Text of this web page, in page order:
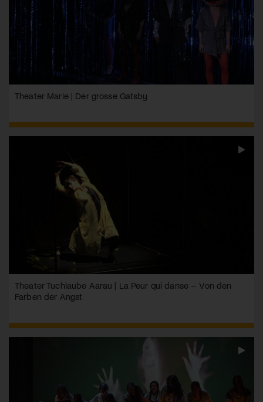
Theater Marie | Der grosse Gatsby
Theater Tuchlaube Aarau | La Peur qui danse – Von den
Farben der Angst